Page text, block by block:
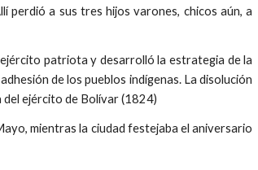
perdió a sus tres hijos varones, chicos aún, a
patriota y desarrolló la estrategia de la
de los pueblos indígenas. La disolución
ejército de Bolívar (1824)
mientras la ciudad festejaba el aniversario